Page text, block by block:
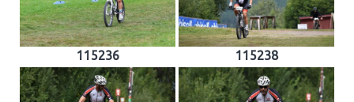
115236 115238